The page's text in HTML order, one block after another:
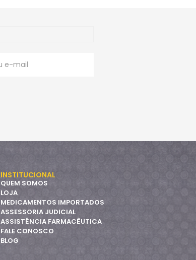
INSTITUCIONAL
QUEM SOMOS
LOJA
MEDICAMENTOS IMPORTADOS
ASSESSORIA JUDICIAL
ASSISTÊNCIA FARMACÊUTICA
FALE CONOSCO
BLOG